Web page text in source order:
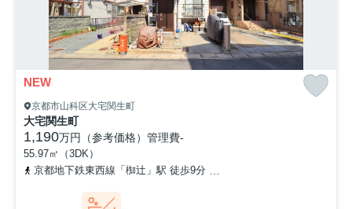
NEW
京都市山科区大宅関生町
大宅関生町
1,190万円（参考価格） 管理費-
55.97㎡（3DK）
京都地下鉄東西線「椥辻」駅 徒歩9分